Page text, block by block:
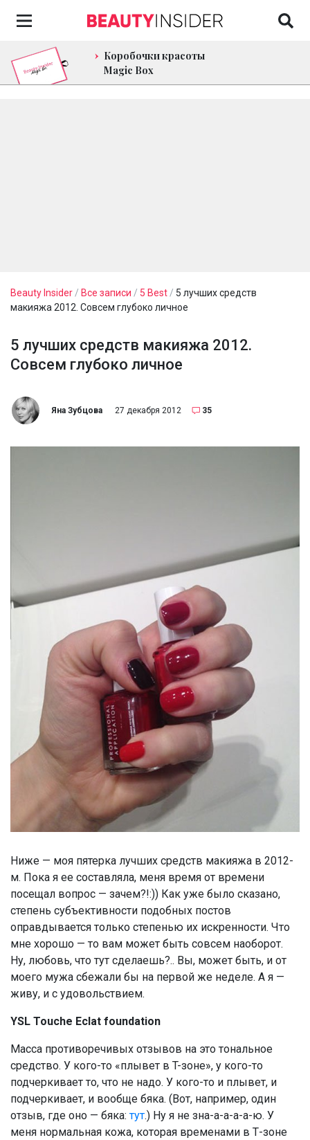
Коробочки красоты
Magic Box
Beauty Insider / Все записи / 5 Best / 5 лучших средств
макияжа 2012. Совсем глубоко личное
5 лучших средств макияжа 2012.
Совсем глубоко личное
Яна Зубцова 27 декабря 2012 35
Ниже — моя пятерка лучших средств макияжа в 2012-
м. Пока я ее составляла, меня время от времени
посещал вопрос — зачем?!:)) Как уже было сказано,
степень субъективности подобных постов
оправдывается только степенью их искренности. Что
мне хорошо — то вам может быть совсем наоборот.
Ну, любовь, что тут сделаешь?.. Вы, может быть, и от
моего мужа сбежали бы на первой же неделе. А я —
живу, и с удовольствием.
YSL Touche Eclat foundation
Масса противоречивых отзывов на это тональное
средство. У кого-то «плывет в T-зоне», у кого-то
подчеркивает то, что не надо. У кого-то и плывет, и
подчеркивает, и вообще бяка. (Вот, например, один
отзыв, где оно — бяка:тут.) Ну я не зна-а-а-а-а-ю. У
меня нормальная кожа, которая временами в Т-зоне